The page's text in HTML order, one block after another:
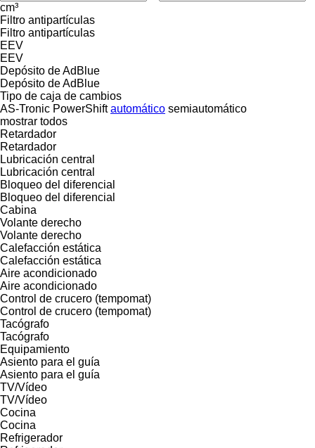
cm³
Filtro antipartículas
Filtro antipartículas
EEV
EEV
Depósito de AdBlue
Depósito de AdBlue
Tipo de caja de cambios
AS-Tronic PowerShift automático semiautomático
mostrar todos
Retardador
Retardador
Lubricación central
Lubricación central
Bloqueo del diferencial
Bloqueo del diferencial
Cabina
Volante derecho
Volante derecho
Calefacción estática
Calefacción estática
Aire acondicionado
Aire acondicionado
Control de crucero (tempomat)
Control de crucero (tempomat)
Tacógrafo
Tacógrafo
Equipamiento
Asiento para el guía
Asiento para el guía
TV/Vídeo
TV/Vídeo
Cocina
Cocina
Refrigerador